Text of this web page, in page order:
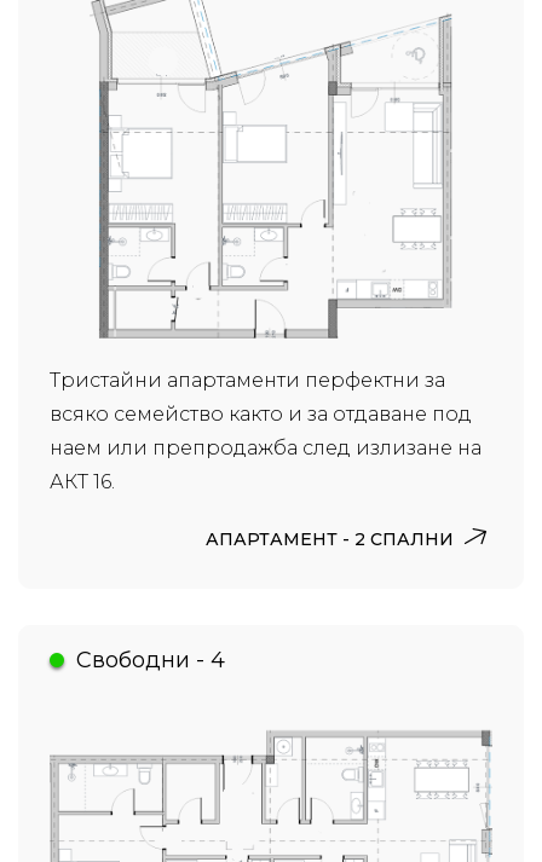
Тристайни апартаменти перфектни за
всяко семейство както и за отдаване под
наем или препродажба след излизане на
АКТ 16.
АПАРТАМЕНТ - 2 СПАЛНИ
Свободни - 4